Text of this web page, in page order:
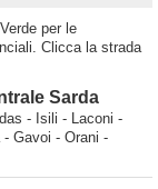
per le
Clicca la strada
Sarda
- Isili - Laconi -
- Gavoi - Orani -